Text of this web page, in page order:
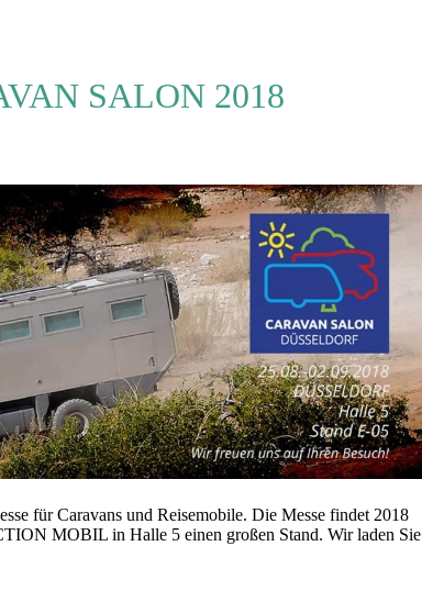
SALON 2018
für Caravans und Reisemobile. Die Messe findet 2018
MOBIL in Halle 5 einen großen Stand. Wir laden Sie